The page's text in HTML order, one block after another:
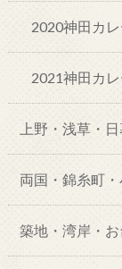
2020神田カ
2021神田カ
上野・浅草・
両国・錦糸町
築地・湾岸・